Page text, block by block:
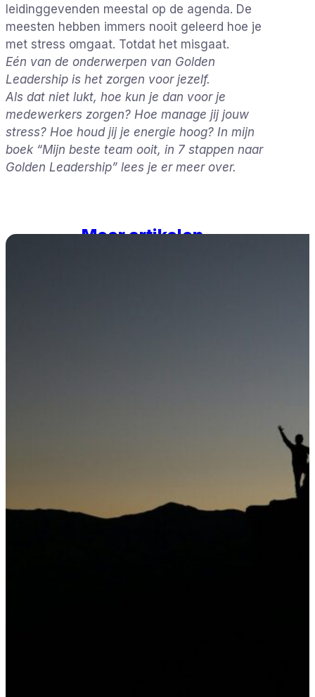
leidinggevenden meestal op de agenda. De
meesten hebben immers nooit geleerd hoe je
met stress omgaat. Totdat het misgaat.
Eén van de onderwerpen van Golden
Leadership is het zorgen voor jezelf.
Als dat niet lukt, hoe kun je dan voor je
medewerkers zorgen? Hoe manage jij jouw
stress? Hoe houd jij je energie hoog? In mijn
boek “Mijn beste team ooit, in 7 stappen naar
Golden Leadership” lees je er meer over.
Meer artikelen